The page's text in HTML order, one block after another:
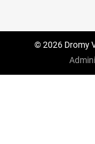
© 2026 Dromy